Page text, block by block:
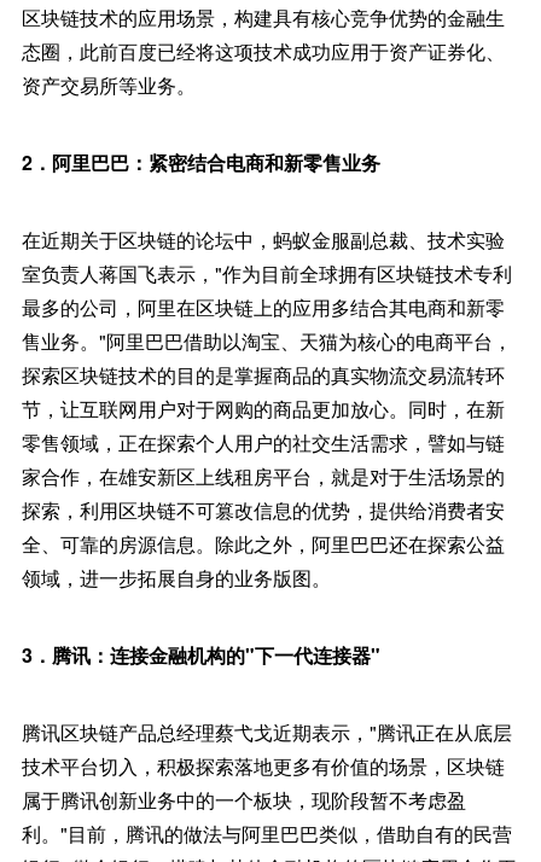
区块链技术的应用场景，构建具有核心竞争优势的金融生
态圈，此前百度已经将这项技术成功应用于资产证券化、
资产交易所等业务。
2．阿里巴巴：紧密结合电商和新零售业务
在近期关于区块链的论坛中，蚂蚁金服副总裁、技术实验
室负责人蒋国飞表示，"作为目前全球拥有区块链技术专利
最多的公司，阿里在区块链上的应用多结合其电商和新零
售业务。"阿里巴巴借助以淘宝、天猫为核心的电商平台，
探索区块链技术的目的是掌握商品的真实物流交易流转环
节，让互联网用户对于网购的商品更加放心。同时，在新
零售领域，正在探索个人用户的社交生活需求，譬如与链
家合作，在雄安新区上线租房平台，就是对于生活场景的
探索，利用区块链不可篡改信息的优势，提供给消费者安
全、可靠的房源信息。除此之外，阿里巴巴还在探索公益
领域，进一步拓展自身的业务版图。
3．腾讯：连接金融机构的"下一代连接器"
腾讯区块链产品总经理蔡弋戈近期表示，"腾讯正在从底层
技术平台切入，积极探索落地更多有价值的场景，区块链
属于腾讯创新业务中的一个板块，现阶段暂不考虑盈
利。"目前，腾讯的做法与阿里巴巴类似，借助自有的民营